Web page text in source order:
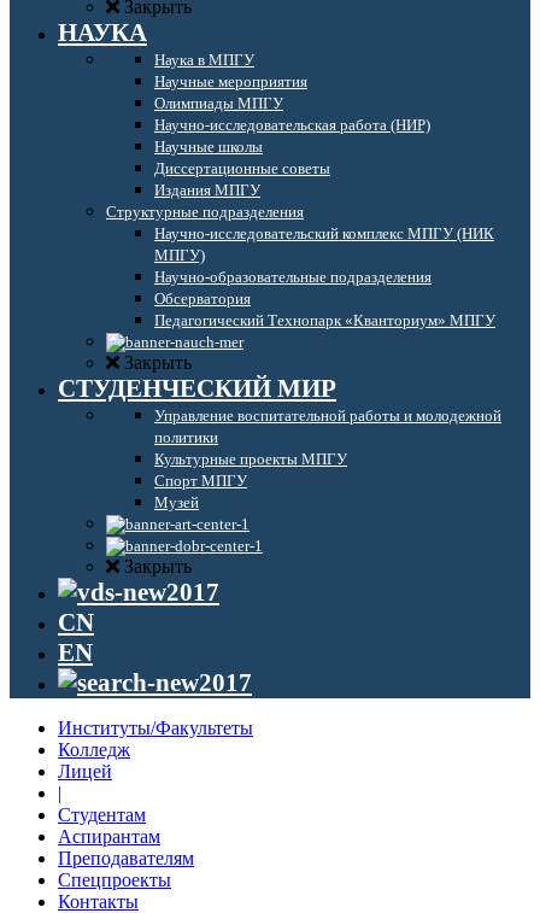
Закрыть
НАУКА
Наука в МПГУ
Научные мероприятия
Олимпиады МПГУ
Научно-исследовательская работа (НИР)
Научные школы
Диссертационные советы
Издания МПГУ
Структурные подразделения
Научно-исследовательский комплекс МПГУ (НИК
МПГУ)
Научно-образовательные подразделения
Обсерватория
Педагогический Технопарк «Кванториум» МПГУ
Закрыть
СТУДЕНЧЕСКИЙ МИР
Управление воспитательной работы и молодежной
политики
Культурные проекты МПГУ
Спорт МПГУ
Музей
Закрыть
CN
EN
Институты/Факультеты
Колледж
Лицей
|
Студентам
Аспирантам
Преподавателям
Спецпроекты
Контакты